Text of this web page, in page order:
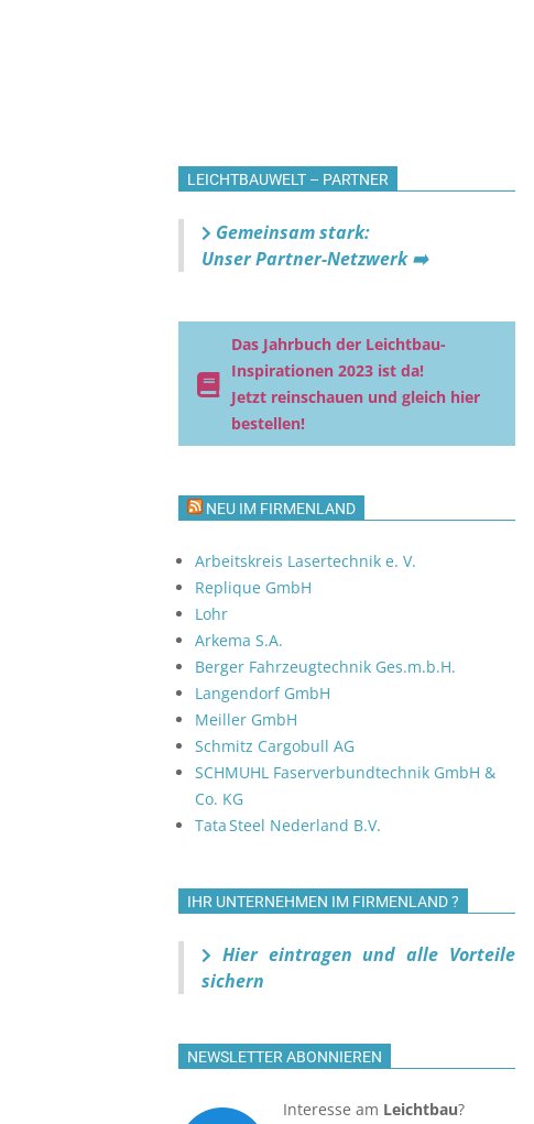
LEICHTBAUWELT – PARTNER
Gemeinsam stark:
Unser Partner-Netzwerk ➡️
Das Jahrbuch der Leichtbau-
Inspirationen 2023 ist da!
Jetzt reinschauen und gleich hier
bestellen!
NEU IM FIRMENLAND
Arbeitskreis Lasertechnik e. V.
Replique GmbH
Lohr
Arkema S.A.
Berger Fahrzeugtechnik Ges.m.b.H.
Langendorf GmbH
Meiller GmbH
Schmitz Cargobull AG
SCHMUHL Faserverbundtechnik GmbH &
Co. KG
Tata Steel Nederland B.V.
IHR UNTERNEHMEN IM FIRMENLAND ?
Hier eintragen und alle Vorteile
sichern
NEWSLETTER ABONNIEREN
Interesse am Leichtbau?